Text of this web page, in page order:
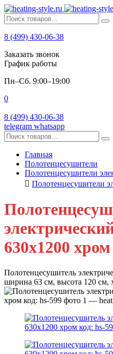
8 (499) 430-06-38
Заказать звонок
График работы
Пн–Сб. 9:00–19:00
0
8 (499) 430-06-38
telegram whatsapp
Главная
Полотенцесушители
Полотенцесушители
Полотенцесушители
630х1200
Полотенцесушитель
ширина 63 см, высота 120 см,